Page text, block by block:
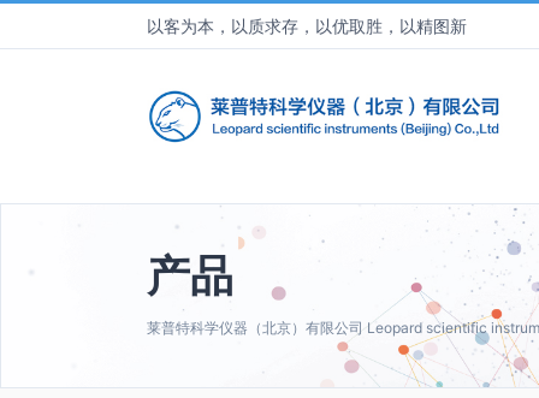
以客为本，以质求存，以优取胜，以精图新
产品
莱普特科学仪器（北京）有限公司 Leopard scientific